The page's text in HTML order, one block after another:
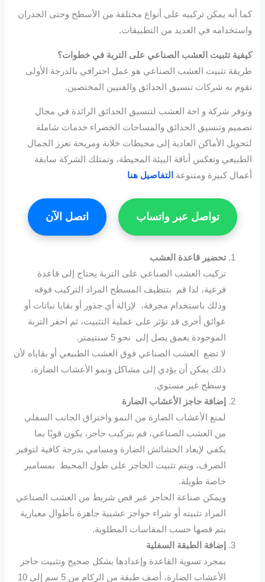
كما أنه يمكن تركيبه على أنواع مختلفة من الأسطح وحتى الجدران
واستخدامه في العديد من التطبيقات.
كيفيةتثبيت العشب الصناعيعلى التربة في خطوات؟
طريقة تثبيت العشب الصناعي هو عمل احترافي بالدرجة الأولى
تقوم به شركات تنسيق الحدائق والفنيين المختصين.
وتوفر شركة و احة العشب لتنسيق الحدائق الرائدة في مجال
تصميم وتنسيق الحدائق والمساحات الخضراء خدمات شاملة
لتحويل الأماكن العادية إلى محيطات خلابة ومريحة تعزز الجمال
الطبيعي وتعكس أناقة البيئة المحيطة، وتمتلك الشركة سابقة
أعمال كبيرة ومتنوعةالتفاصيل هنا
تواصل عبر واتساب اتصل الآن
تحضير قاعدة العشب
تركيب العشب الصناعي على التربة يحتاج إلى قاعدة
فرعية، لذا قم بتنظيف المسطح المراد التركيب فوقه
وذلك باستخدام مجرفة، لإزالة أي جذور أو بقايا نباتات أو
عوائق أخرى قد تؤثر على عملية التثبيت، ثم احفر التربة
الموجودة بعمق يصل إلى نحو 5 سنتيمتر.
لا تضع العشب الصناعي فوق العشب الطبيعي أو بقاياه لأن
ذلك يمكن أن يؤدي إلى مشاكل ونمو الأعشاب الضارة،
وسطح غير مستوي.
إضافة حاجز الأعشاب الضارة
لمنع الأعشاب الضارة من النمو واختراق الجانب السفلي
من العشب الصناعي، قم بتركيب حاجز، يكون قويًا بما
يكفي لإبعاد الحشائش الضارة ومسامي بدرجة كافية لتوفير
الصرف، ويتم تثبيت الحاجز على طول المحيط بمسامير
خاصة طويلة.
ويمكن صناعة الحاجز عبر قص شريط من العشب الصناعي
المراد تثبيته أو شراء حواجز عشبية جاهزة بأطوال معيارية
يتم قصها حسب المقاسات المطلوبة.
إضافة الطبقة السفلية
بمجرد تسوية القاعدة وإعدادها بشكل صحيح وتثبيت حاجز
الأعشاب الضارة، أضف طبقة من الركام من 5 سم إلى 10